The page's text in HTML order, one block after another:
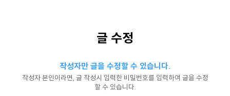
글 수정
작성자만 글을 수정할 수 있습니다.
작성자 본인이라면, 글 작성시 입력한 비밀번호를 입력하여 글을 수정
할 수 있습니다.